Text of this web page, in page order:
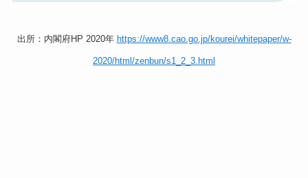
出所：内閣府HP 2020年 https://www8.cao.go.jp/kourei/whitepaper/w-
2020/html/zenbun/s1_2_3.html